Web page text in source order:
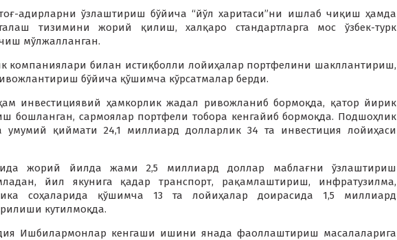
адирларни ўзлаштириш бўйича “йўл харитаси”ни ишлаб чиқиш ҳамда
тизимини жорий қилиш, халқаро стандартларга мос ўзбек-турк
мўлжалланган.
компаниялари билан истиқболли лойиҳалар портфелини шакллантириш,
бўйича қўшимча кўрсатмалар берди.
инвестициявий ҳамкорлик жадал ривожланиб бормоқда, қатор йирик
бошланган, сармоялар портфели тобора кенгайиб бормоқда. Подшоҳлик
умумий қиймати 24,1 миллиард долларлик 34 та инвестиция лойиҳаси
жорий йилда жами 2,5 миллиард доллар маблағни ўзлаштириш
йил якунига қадар транспорт, рақамлаштириш, инфратузилма,
соҳаларида қўшимча 13 та лойиҳалар доирасида 1,5 миллиард
кутилмоқда.
Ишбилармонлар кенгаши ишини янада фаоллаштириш масалаларига